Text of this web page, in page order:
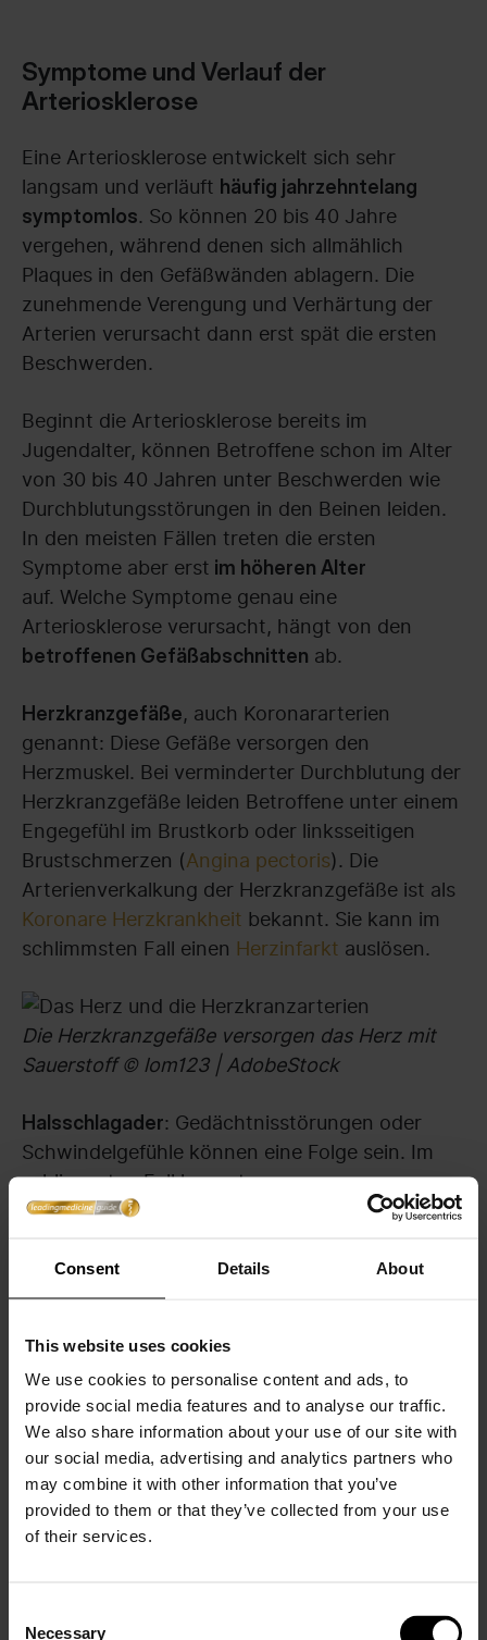
Consent Details About
This website uses cookies
We use cookies to personalise content and ads, to
provide social media features and to analyse our traffic.
We also share information about your use of our site with
our social media, advertising and analytics partners who
may combine it with other information that you’ve
provided to them or that they’ve collected from your use
of their services.
Necessary
Symptome und Verlauf der
Arteriosklerose
Eine Arteriosklerose entwickelt sich sehr
langsam und verläuft häufig jahrzehntelang
symptomlos. So können 20 bis 40 Jahre
vergehen, während denen sich allmählich
Plaques in den Gefäßwänden ablagern. Die
zunehmende Verengung und Verhärtung der
Arterien verursacht dann erst spät die ersten
Beschwerden.
Beginnt die Arteriosklerose bereits im
Jugendalter, können Betroffene schon im Alter
von 30 bis 40 Jahren unter Beschwerden wie
Durchblutungsstörungen in den Beinen leiden.
In den meisten Fällen treten die ersten
Symptome aber erst im höheren Alter
auf. Welche Symptome genau eine
Arteriosklerose verursacht, hängt von den
betroffenen Gefäßabschnitten ab.
Herzkranzgefäße, auch Koronararterien
genannt: Diese Gefäße versorgen den
Herzmuskel. Bei verminderter Durchblutung der
Herzkranzgefäße leiden Betroffene unter einem
Engegefühl im Brustkorb oder linksseitigen
Brustschmerzen (Angina pectoris). Die
Arterienverkalkung der Herzkranzgefäße ist als
Koronare Herzkrankheit bekannt. Sie kann im
schlimmsten Fall einen Herzinfarkt auslösen.
Die Herzkranzgefäße versorgen das Herz mit
Sauerstoff © lom123 | AdobeStock
Halsschlagader: Gedächtnisstörungen oder
Schwindelgefühle können eine Folge sein. Im
schlimmsten Fall kommt es zu
einemSchlaganfall
. Dieser ist an Symptomen
Funktionsstörungen des Nervensystems wie
Lähmungenoder
Becken- und Beinarterien: Verminderte
Durchblutung der Waden- und
Oberschenkelmuskulatur. Man spricht dann von
einerperipheren arteriellen Verschlusskrankheit
(PAVK). Typische Symptome sind starke
Muskelschmerzen, die nach kurzen